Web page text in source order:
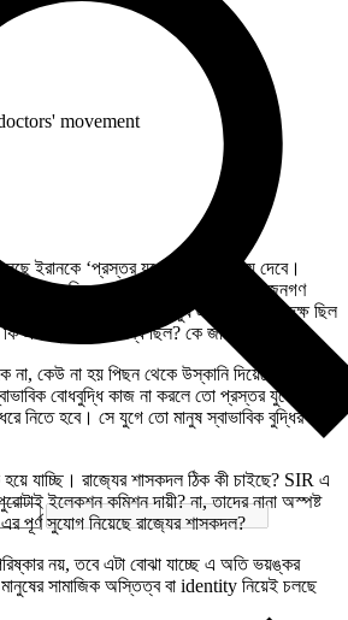
movement
ইরানকে ‘প্রস্তর যুগে’ ফেরত পাঠিয়ে দেবে।
অবশ‍্য এ নিয়ে কোনো চিন্তা নেই। এখানে জনগণ
করে, প্রস্তর যুগেও মানুষ এ বিষয়ে এতটা দক্ষ ছিল
এত প্রস্তর উপলব্ধ ছিল? কে জানে?
না, কেউ না হয় পিছন থেকে উস্কানি দিয়েছে, কিন্তু
বোধবুদ্ধি কাজ না করলে তো প্রস্তর যুগের
নিতে হবে। সে যুগে তো মানুষ স্বাভাবিক বুদ্ধির
যাচ্ছি। রাজ‍্যের শাসকদল ঠিক কী চাইছে? SIR এ
ইলেকশন কমিশন দায়ী? না, তাদের নানা অস্পষ্ট
পূর্ণ সুযোগ নিয়েছে রাজ‍্যের শাসকদল?
নয়, তবে এটা বোঝা যাচ্ছে এ অতি ভয়ঙ্কর
সামাজিক অস্তিত্ব বা identity নিয়েই চলছে